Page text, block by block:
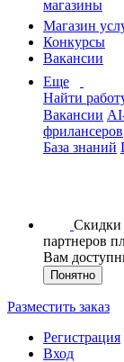
магазины
Магазин
Конкурсы
Вакансии
Еще
Найти
Вакансии
фрилансеров
База знаний
Скидки
партнеров
Вам
Понятно
Разместить заказ
Регистрация
Вход